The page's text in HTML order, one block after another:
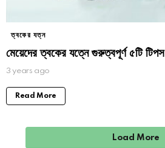
ত্বকের যত্ন
মেয়েদের ত্বকের যত্নে গুরুত্বপূর্ণ ৫টি টিপস
3 years ago
Read More
Load More